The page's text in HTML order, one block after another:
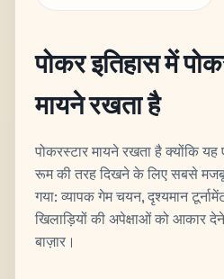
पोकर इतिहास में
मायने रखता है
पोकरस्टार मायने रखता है क्योंकि
रूम की तरह दिखने के लिए सबसे
गया: व्यापक गेम चयन, दृश्यमान
खिलाड़ियों की अपेक्षाओं को आकार
बाज़ार।